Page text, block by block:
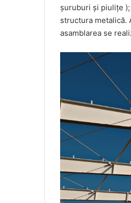
șuruburi și piulițe
structura metalică.
asamblarea se